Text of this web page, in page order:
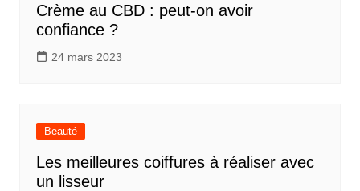
Crème au CBD : peut-on avoir
confiance ?
24 mars 2023
Beauté
Les meilleures coiffures à réaliser avec
un lisseur